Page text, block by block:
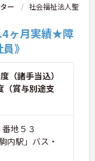
ー
社会福祉法人聖
ヶ月実績★障
》
（諸手当込）
（賞与別途支
地５３
内駅」バス・